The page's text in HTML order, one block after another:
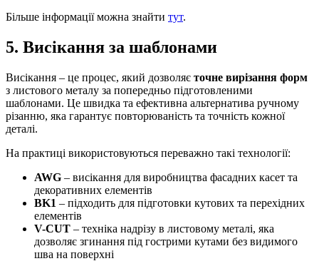
Більше інформації можна знайти тут.
5. Висікання за шаблонами
Висікання – це процес, який дозволяє точне вирізання форм
з листового металу за попередньо підготовленими
шаблонами. Це швидка та ефективна альтернатива ручному
різанню, яка гарантує повторюваність та точність кожної
деталі.
На практиці використовуються переважно такі технології:
AWG – висікання для виробництва фасадних касет та
декоративних елементів
BK1 – підходить для підготовки кутових та перехідних
елементів
V-CUT – техніка надрізу в листовому металі, яка
дозволяє згинання під гострими кутами без видимого
шва на поверхні